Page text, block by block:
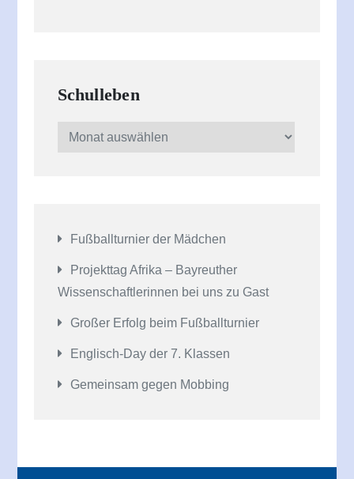
Schulleben
Schulleben
Fußballturnier der Mädchen
Projekttag Afrika – Bayreuther
Wissenschaftlerinnen bei uns zu Gast
Großer Erfolg beim Fußballturnier
Englisch-Day der 7. Klassen
Gemeinsam gegen Mobbing